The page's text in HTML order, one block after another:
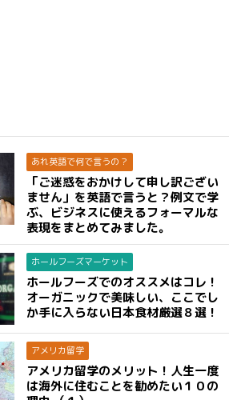
あれ英語で何で言うの？
「ご迷惑をおかけして申し訳ござい
ません」を英語で言うと？例文で学
ぶ、ビジネスに使えるフォーマルな
表現をまとめてみました。
ホールフーズマーケット
ホールフーズでのオススメはコレ！
オーガニックで美味しい、ここでし
か手に入らない日本食材厳選８選！
アメリカ留学
アメリカ留学のメリット！人生一度
は海外に住むことを勧めたい１０の